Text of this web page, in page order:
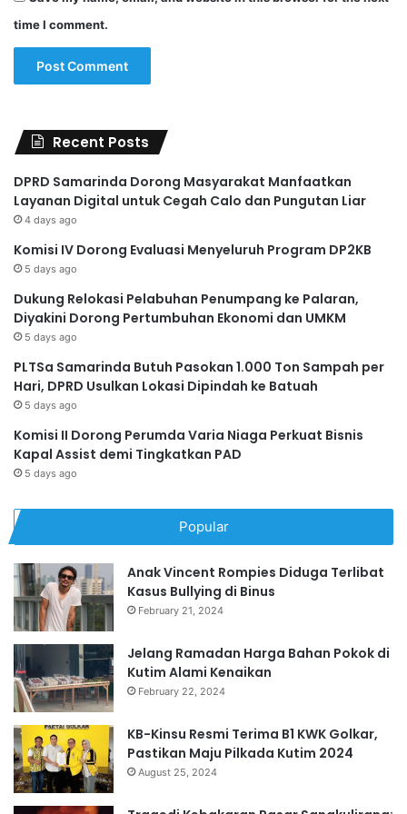
time I comment.
Recent Posts
DPRD Samarinda Dorong Masyarakat Manfaatkan
Layanan Digital untuk Cegah Calo dan Pungutan Liar
4 days ago
Komisi IV Dorong Evaluasi Menyeluruh Program DP2KB
5 days ago
Dukung Relokasi Pelabuhan Penumpang ke Palaran,
Diyakini Dorong Pertumbuhan Ekonomi dan UMKM
5 days ago
PLTSa Samarinda Butuh Pasokan 1.000 Ton Sampah per
Hari, DPRD Usulkan Lokasi Dipindah ke Batuah
5 days ago
Komisi II Dorong Perumda Varia Niaga Perkuat Bisnis
Kapal Assist demi Tingkatkan PAD
5 days ago
Popular
Anak Vincent Rompies Diduga Terlibat
Kasus Bullying di Binus
February 21, 2024
Jelang Ramadan Harga Bahan Pokok di
Kutim Alami Kenaikan
February 22, 2024
KB-Kinsu Resmi Terima B1 KWK Golkar,
Pastikan Maju Pilkada Kutim 2024
August 25, 2024